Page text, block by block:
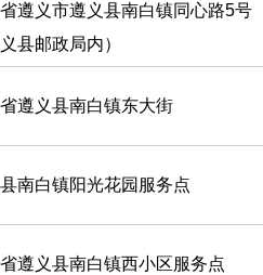
遵义市遵义县南白镇同心路5号
义县邮政局内）
遵义县南白镇东大街
南白镇阳光花园服务点
遵义县南白镇西小区服务点